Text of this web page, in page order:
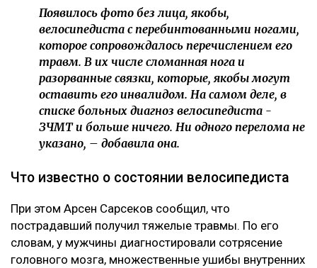
Появилось фото без лица, якобы,
велосипедиста с перебинтованными ногами,
которое сопровождалось перечислением его
травм. В их числе сломанная нога и
разорванные связки, которые, якобы могут
оставить его инвалидом. На самом деле, в
списке больных диагноз велосипедиста -
ЗЧМТ и больше ничего. Ни одного перелома не
указано, – добавила она.
Что известно о состоянии велосипедиста
При этом Арсен Сарсеков сообщил, что
пострадавший получил тяжелые травмы. По его
словам, у мужчины диагностировали сотрясение
головного мозга, множественные ушибы внутренних